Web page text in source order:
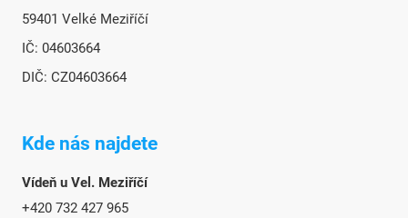
59401 Velké Meziříčí
IČ: 04603664
DIČ: CZ04603664
Kde nás najdete
Vídeň u Vel. Meziříčí
+420 732 427 965